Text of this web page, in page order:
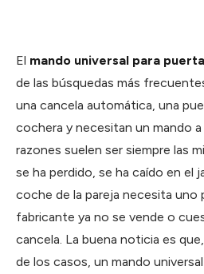
El mando universal para
de las búsquedas más
una cancela automática, una
cochera y necesitan un mando
razones suelen ser siempre las
se ha perdido, se ha caído en el
coche de la pareja necesita uno
fabricante ya no se vende o
cancela. La buena noticia es
de los casos, un mando